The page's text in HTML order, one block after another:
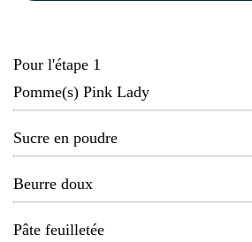
Pour l'étape 1
Pomme(s) Pink Lady
Sucre en poudre
Beurre doux
Pâte feuilletée